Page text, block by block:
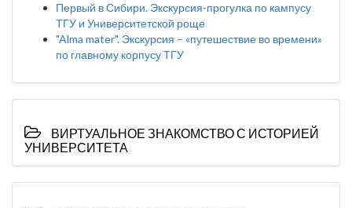
Первый в Сибири. Экскурсия-прогулка по кампусу
ТГУ и Университетской роще
"Alma mater". Экскурсия – «путешествие во времени»
по главному корпусу ТГУ
ВИРТУАЛЬНОЕ ЗНАКОМСТВО С ИСТОРИЕЙ
УНИВЕРСИТЕТА